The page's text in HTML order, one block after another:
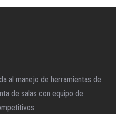
al manejo de herramientas de
de salas con equipo de